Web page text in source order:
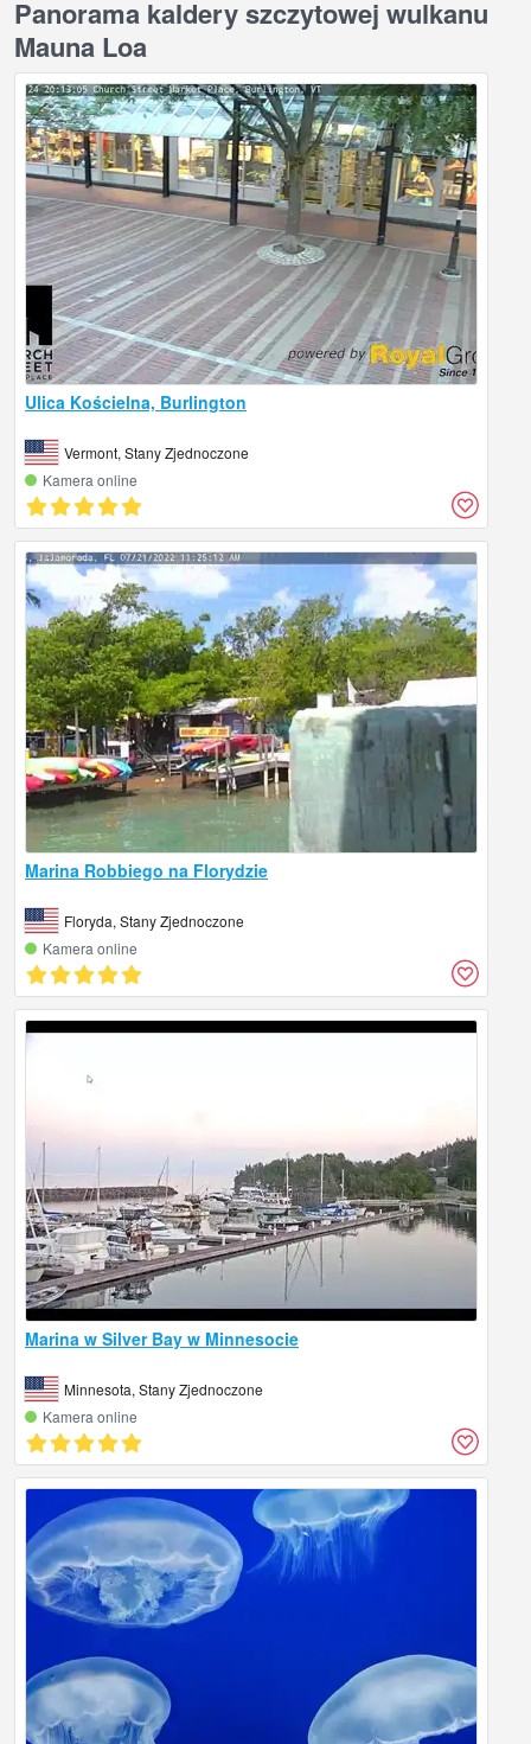
Panorama kaldery szczytowej wulkanu
Mauna Loa
Ulica Kościelna, Burlington
Vermont, Stany Zjednoczone
Kamera online
Marina Robbiego na Florydzie
Floryda, Stany Zjednoczone
Kamera online
Marina w Silver Bay w Minnesocie
Minnesota, Stany Zjednoczone
Kamera online